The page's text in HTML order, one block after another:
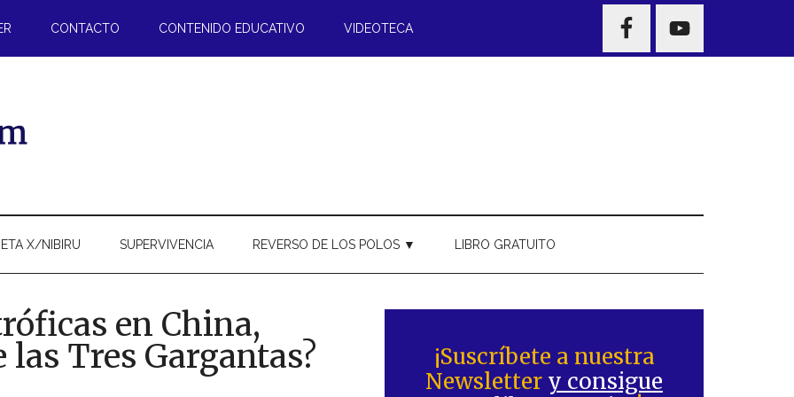
CONTACTO CONTENIDO EDUCATIVO VIDEOTECA
NAV
WIDGET
X/NIBIRU SUPERVIVENCIA REVERSO DE LOS POLOS ▼ LIBRO GRATUITO
en China,
Tres Gargantas?
lateral
principal
¡Suscríbete a nuestra
Newsletter y consigue